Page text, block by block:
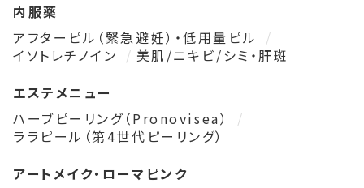
内服薬
アフターピル（緊急避妊）・低用量ピル
イソトレチノイン
美肌/ニキビ/シミ・肝斑
エステメニュー
ハーブピーリング（Pronovisea）
ララピール（第4世代ピーリング）
アートメイク・ローマピンク